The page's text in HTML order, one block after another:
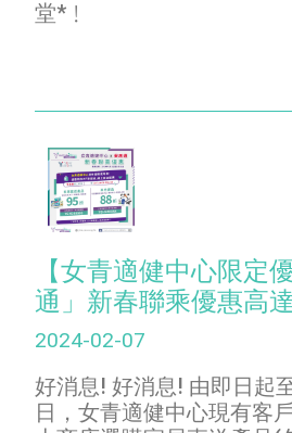
堂*﹗
【女青適健中心限定
通」新春聯乘優惠高
2024-02-07
好消息! 好消息! 由即日起
日，女青適健中心現有客